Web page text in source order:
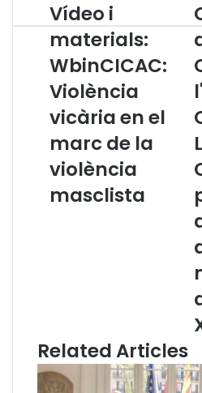
V
í
d
e
i
m
a
r
C
I
C
Vídeo i
materials:
WbinCICAC:
Violència
vicària en el
marc de la
violència
masclista
C
o
n
c
s
o
n
s
d
l
V
C
o
g
é
s
Related Articles